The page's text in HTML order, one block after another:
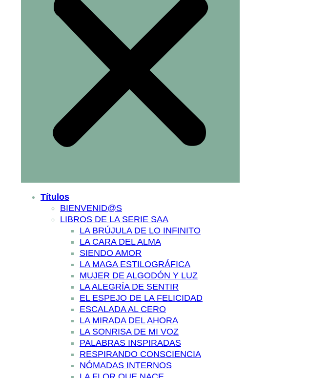
Títulos
BIENVENID@S
LIBROS DE LA SERIE SAA
LA BRÚJULA DE LO INFINITO
LA CARA DEL ALMA
SIENDO AMOR
LA MAGA ESTILOGRÁFICA
MUJER DE ALGODÓN Y LUZ
LA ALEGRÍA DE SENTIR
EL ESPEJO DE LA FELICIDAD
ESCALADA AL CERO
LA MIRADA DEL AHORA
LA SONRISA DE MI VOZ
PALABRAS INSPIRADAS
RESPIRANDO CONSCIENCIA
NÓMADAS INTERNOS